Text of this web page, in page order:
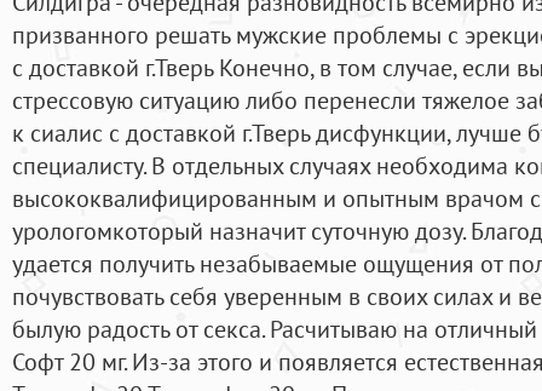
призванного решать мужские проблемы с
с доставкой г.Тверь Конечно, в том случае, если
стрессовую ситуацию либо перенесли тяжелое
к сиалис с доставкой г.Тверь дисфункции, лучше
специалисту. В отдельных случаях необходима
высококвалифицированным и опытным врачом
урологомкоторый назначит суточную дозу.
удается получить незабываемые ощущения от
почувствовать себя уверенным в своих силах и
былую радость от секса. Расчитываю на отличный
Софт 20 мг. Из-за этого и появляется